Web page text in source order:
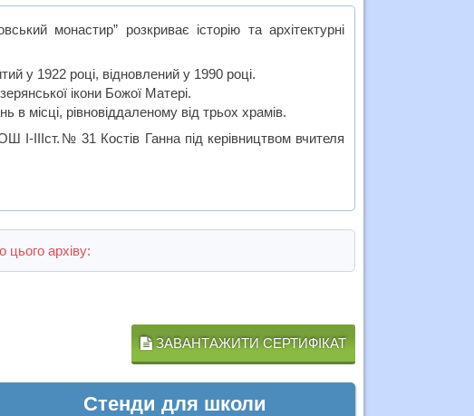
монастир” розкриває історію та архітектурні
у 1922 році, відновлений у 1990 році.
ікони Божої Матері.
в місці, рівновіддаленому від трьох храмів.
І-ІІІст.№ 31 Костів Ганна під керівництвом вчителя
архіву:
ЗАВАНТАЖИТИ СЕРТИФІКАТ
Стенди для школи